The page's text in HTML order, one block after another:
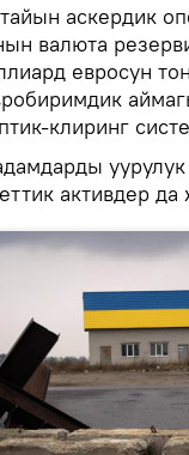
аскердик
валюта
евросун
клиринг
активдер